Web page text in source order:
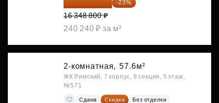
12 588 576 ₽ -23%
16 348 800 ₽
240 240 ₽ за м²
2-комнатная, 57.6м²
ЖК Римский, 7 корпус, 9 секция, 5 этаж,
№571
Сдана Скидка
Без отделки